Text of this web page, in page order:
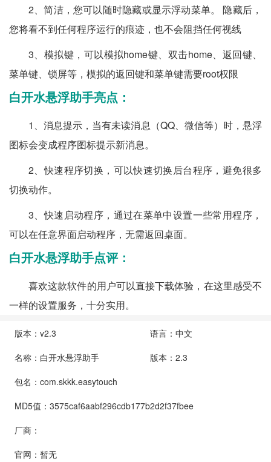
2、简洁，您可以随时隐藏或显示浮动菜单。 隐藏后，
您将看不到任何程序运行的痕迹，也不会阻挡任何视线
3、模拟键，可以模拟home键、双击home、返回键、
菜单键、锁屏等，模拟的返回键和菜单键需要root权限
白开水悬浮助手亮点：
1、消息提示，当有未读消息（QQ、微信等）时，悬浮
图标会变成程序图标提示新消息。
2、快速程序切换，可以快速切换后台程序，避免很多
切换动作。
3、快速启动程序，通过在菜单中设置一些常用程序，
可以在任意界面启动程序，无需返回桌面。
白开水悬浮助手点评：
喜欢这款软件的用户可以直接下载体验，在这里感受不
一样的设置服务，十分实用。
版本：v2.3
语言：中文
名称：白开水悬浮助手
版本：2.3
包名：com.skkk.easytouch
MD5值：3575caf6aabf296cdb177b2d2f37fbee
厂商：
官网：暂无